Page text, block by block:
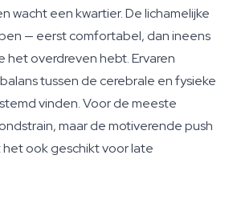
wacht een kwartier. De lichamelijke
— eerst comfortabel, dan ineens
het overdreven hebt. Ervaren
tussen de cerebrale en fysieke
vinden. Voor de meeste
maar de motiverende push
ook geschikt voor late